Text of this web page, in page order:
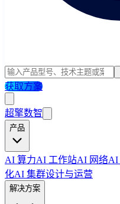
获取方案
超擎数智
产品
AI 算力AI 工作站AI 网络AI
化AI 集群设计与运营
解决方案